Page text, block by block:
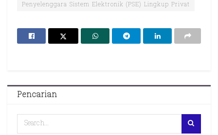
Penyelenggara Sistem Elektronik (PSE) Lingkup Privat
Pencarian